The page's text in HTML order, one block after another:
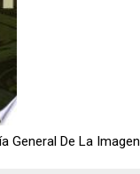
General De La Imagen